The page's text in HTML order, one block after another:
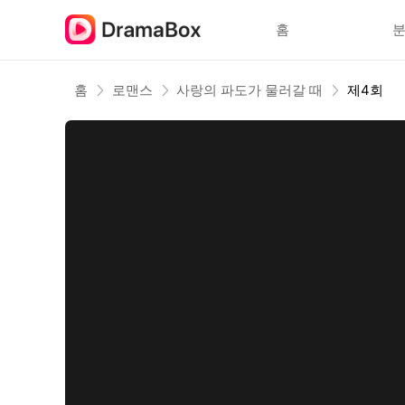
홈
홈 로맨스 사랑의 파도가 물러갈 때 제4회